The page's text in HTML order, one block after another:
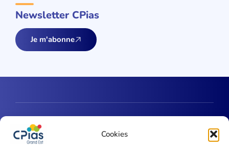
Cookies
Newsletter CPias
Je m'abonne
Une question ?